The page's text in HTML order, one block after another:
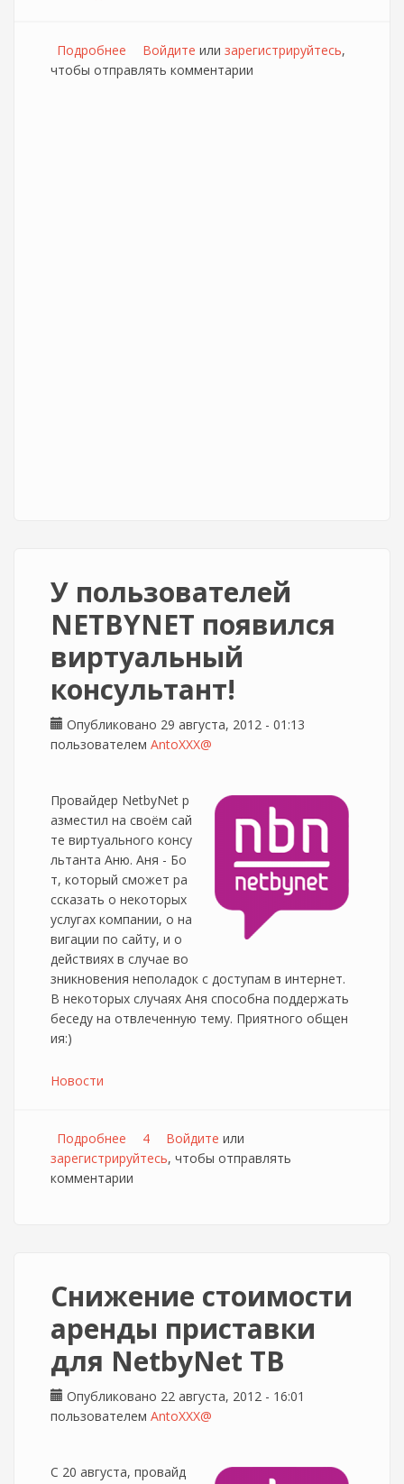
Подробнее о Изменения в составе каналов NetbyNet
ТВ
Войдите или зарегистрируйтесь,
чтобы отправлять комментарии
У пользователей
NETBYNET появился
виртуальный
консультант!
Опубликовано 29 августа, 2012 - 01:13
пользователем AntoXXX@
Провайдер NetbyNet р
азместил на своём сай
те виртуального консу
льтанта Аню. Аня - Бо
т, который сможет ра
ссказать о некоторых
услугах компании, о на
вигации по сайту, и о
действиях в случае во
зникновения неполадок с доступам в интернет.
В некоторых случаях Аня способна поддержать
беседу на отвлеченную тему. Приятного общен
ия:)
Новости
Подробнее о У пользователей NETBYNET появился
виртуальный консультант!
4 Войдите или
зарегистрируйтесь, чтобы отправлять
комментарии
Снижение стоимости
аренды приставки
для NetbyNet ТВ
Опубликовано 22 августа, 2012 - 16:01
пользователем AntoXXX@
С 20 августа, провайд